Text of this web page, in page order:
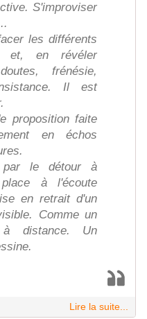
S'improviser
les différents
et, en révéler
frénésie,
Il est
proposition faite
en échos
par le détour à
à l'écoute
en retrait d'un
Comme un
distance. Un
Lire la suite...